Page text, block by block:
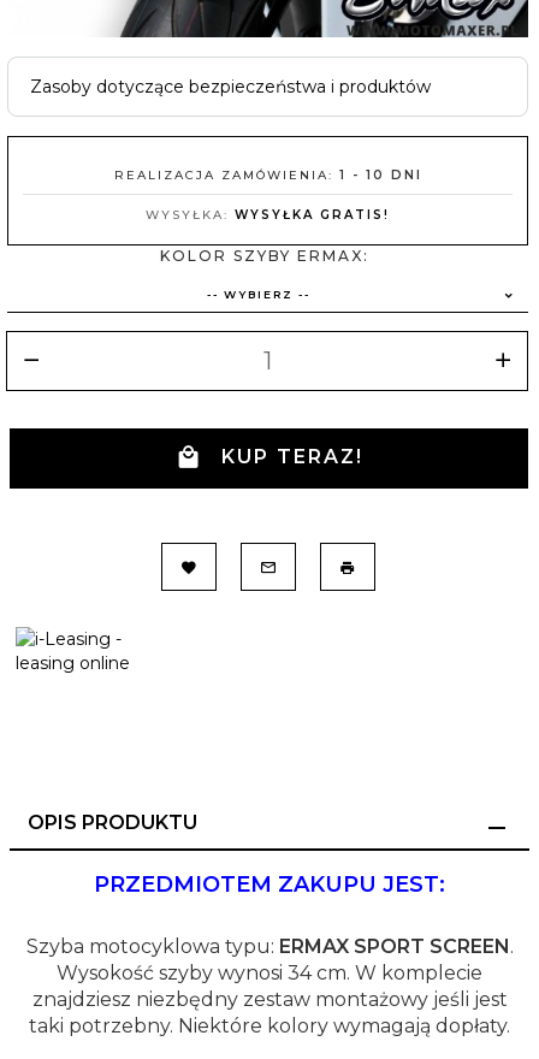
Zasoby dotyczące bezpieczeństwa i produktów
REALIZACJA ZAMÓWIENIA: 1 - 10 DNI
WYSYŁKA: WYSYŁKA GRATIS!
KOLOR SZYBY ERMAX:
-- WYBIERZ --
KUP TERAZ!
OPIS PRODUKTU
PRZEDMIOTEM ZAKUPU JEST:
Szyba motocyklowa typu: ERMAX SPORT SCREEN.
Wysokość szyby wynosi 34 cm. W komplecie
znajdziesz niezbędny zestaw montażowy jeśli jest
taki potrzebny. Niektóre kolory wymagają dopłaty.